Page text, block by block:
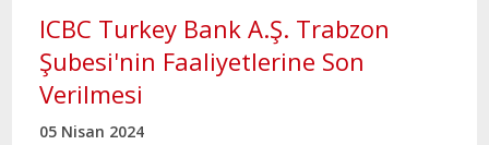
ICBC Turkey Bank A.Ş. Trabzon
Şubesi'nin Faaliyetlerine Son
Verilmesi
05 Nisan 2024